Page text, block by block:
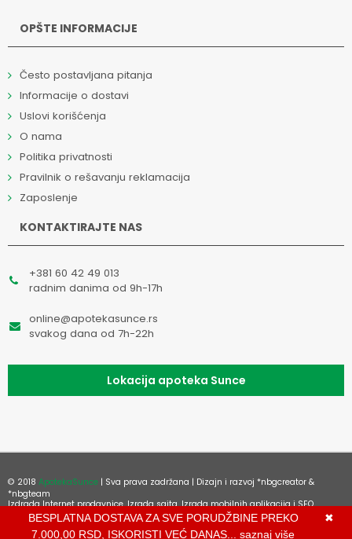
OPŠTE INFORMACIJE
Često postavljana pitanja
Informacije o dostavi
Uslovi korišćenja
O nama
Politika privatnosti
Pravilnik o rešavanju reklamacija
Zaposlenje
KONTAKTIRAJTE NAS
+381 60 42 49 013
radnim danima od 9h-17h
online@apotekasunce.rs
svakog dana od 7h-22h
Lokacija apoteka Sunce
© 2018 ApotekaSunce | Sva prava zadržana | Dizajn i razvoj *nbgcreator &
*nbgteam
Izdrada Internet prodavnice,Izrada sajta,Izrada mobilnih aplikacijaiSEO
optimizacija sajta
✖
BESPLATNA DOSTAVA ZA SVE PORUDŽBINE PREKO
7.000,00 RSD, ISKORISTI VEĆ DANAS... saznaj više